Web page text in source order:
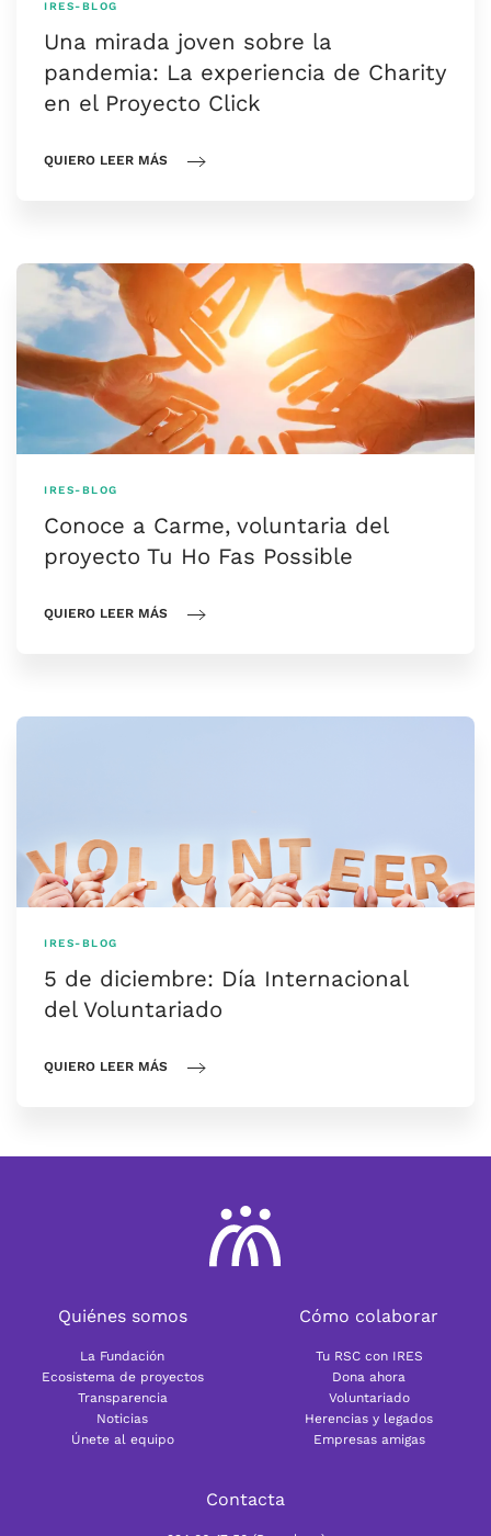
IRES-BLOG
Una mirada joven sobre la
pandemia: La experiencia de Charity
en el Proyecto Click
QUIERO LEER MÁS
IRES-BLOG
Conoce a Carme, voluntaria del
proyecto Tu Ho Fas Possible
QUIERO LEER MÁS
IRES-BLOG
5 de diciembre: Día Internacional
del Voluntariado
QUIERO LEER MÁS
Quiénes somos
La Fundación
Ecosistema de proyectos
Transparencia
Noticias
Únete al equipo
Cómo colaborar
Tu RSC con IRES
Dona ahora
Voluntariado
Herencias y legados
Empresas amigas
Contacta